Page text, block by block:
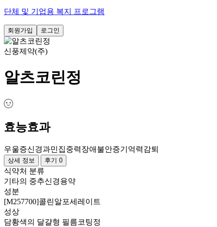
단체 및 기업용 복지 프로그램
회원가입 로그인
신풍제약(주)
알츠코린정
효능효과
우울증신경과민집중력장애 불안증기억력감퇴
상세 정보 후기 0
식약처 분류
기타의 중추신경용약
성분
[M257700]콜린알포세레이트
성상
담황색의 달걀형 필름코팅정